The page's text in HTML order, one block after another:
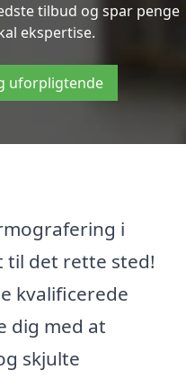
tilbud og spar penge
ekspertise.
uforpligtende
i
til det rette sted!
kvalificerede
dig med at
skjulte